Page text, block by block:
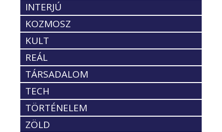
INTERJÚ
KOZMOSZ
KULT
REÁL
TÁRSADALOM
TECH
TÖRTÉNELEM
ZÖLD